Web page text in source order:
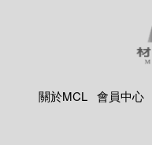
關於MCL 會員中心